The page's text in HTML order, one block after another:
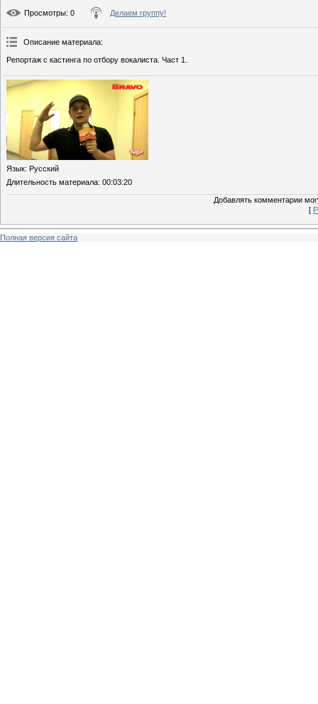
Просмотры: 0 Делаем группу!
Описание материала:
Репортаж с кастинга по отбору вокалиста. Част 1.
Язык: Русский
Длительность материала: 00:03:20
Добавлять комментарии
[
Полная версия сайта